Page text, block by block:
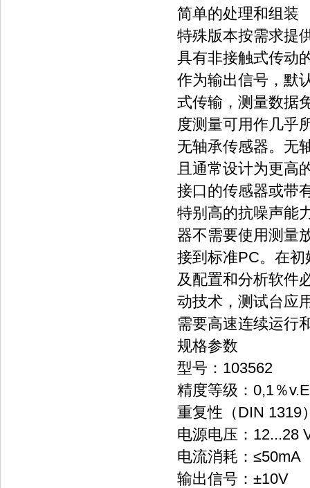
简单的处理和组装
特殊版本按需求提
具有非接触式传动
作为输出信号，默
式传输，测量数据
度测量可用作几乎
无轴承传感器。无
且通常设计为更高
接口的传感器或带
特别高的抗噪声能
器不需要使用测量
接到标准PC。在
及配置和分析软件
动技术，测试台应
需要高速连续运行
规格参数
型号：103562
精度等级：0,1％
重复性（DIN 1319
电源电压：12...28
电流消耗：≤50mA
输出信号：±10V